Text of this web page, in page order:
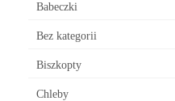
Babeczki
Bez kategorii
Biszkopty
Chleby